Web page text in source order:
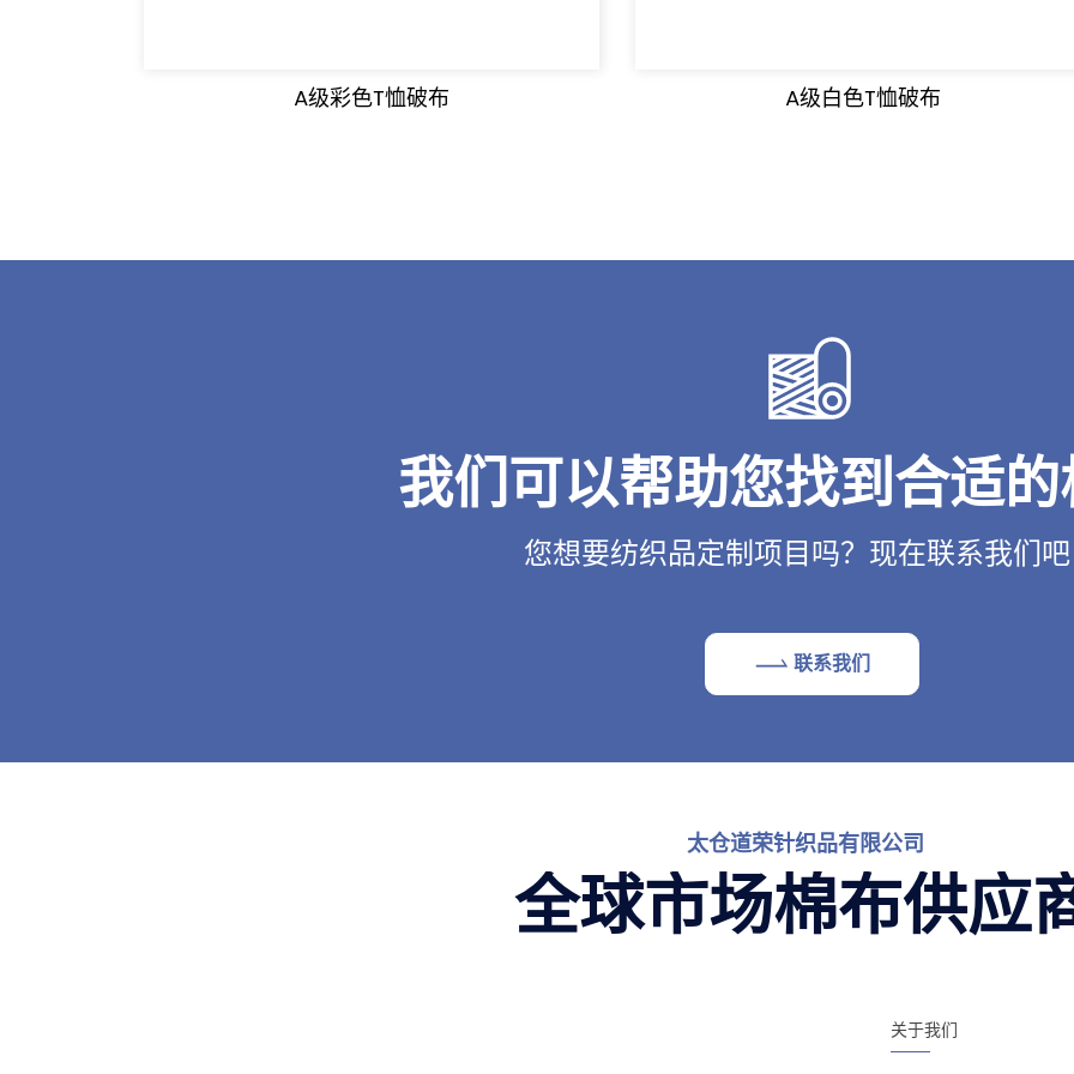
A级彩色T恤破布 A级白色T恤破布
我们可以帮助您找到合适
您想要纺织品定制项目吗？现在联系我们
联系我们
太仓道荣针织品有限公司
全球市场棉布供应
关于我们